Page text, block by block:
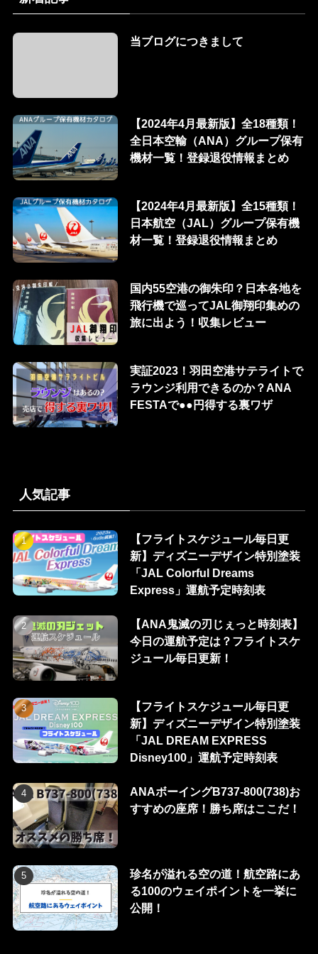
当ブログにつきまして
【2024年4月最新版】全18種類！
全日本空輸（ANA）グループ保有
機材一覧！登録退役情報まとめ
【2024年4月最新版】全15種類！
日本航空（JAL）グループ保有機
材一覧！登録退役情報まとめ
国内55空港の御朱印？日本各地を
飛行機で巡ってJAL御翔印集めの
旅に出よう！収集レビュー
実証2023！羽田空港サテライトで
ラウンジ利用できるのか？ANA
FESTAで●●円得する裏ワザ
人気記事
【フライトスケジュール毎日更
新】ディズニーデザイン特別塗装
「JAL Colorful Dreams
Express」運航予定時刻表
【ANA鬼滅の刃じぇっと時刻表】
今日の運航予定は？フライトスケ
ジュール毎日更新！
【フライトスケジュール毎日更
新】ディズニーデザイン特別塗装
「JAL DREAM EXPRESS
Disney100」運航予定時刻表
ANAボーイングB737-800(738)お
すすめの座席！勝ち席はここだ！
珍名が溢れる空の道！航空路にあ
る100のウェイポイントを一挙に
公開！